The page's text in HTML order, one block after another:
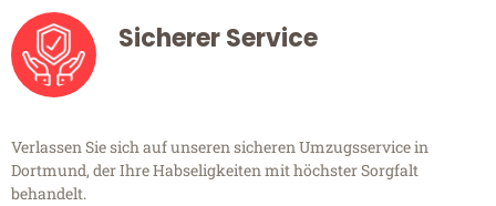
Sicherer Service
Verlassen Sie sich auf unseren sicheren Umzugsservice in
Dortmund, der Ihre Habseligkeiten mit höchster Sorgfalt
behandelt.